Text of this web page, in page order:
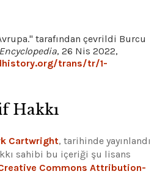
tarafından çevrildi Burcu
, 26 Nis 2022,
trans/tr/1-
Hakkı
Cartwright, tarihinde yayınlandı
sahibi bu içeriği şu lisans
Commons Attribution-